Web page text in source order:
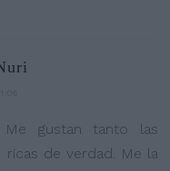
Me gustan tanto las
ricas de verdad. Me la